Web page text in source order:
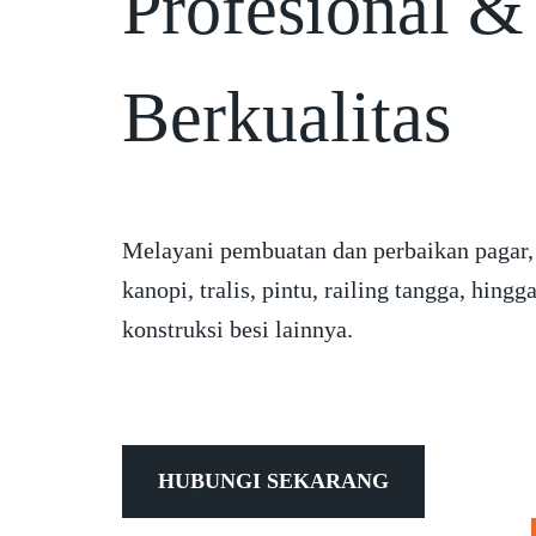
Berkualitas
Melayani pembuatan dan perbaikan pagar,
kanopi, tralis, pintu, railing tangga, hingga
konstruksi besi lainnya.
HUBUNGI SEKARANG